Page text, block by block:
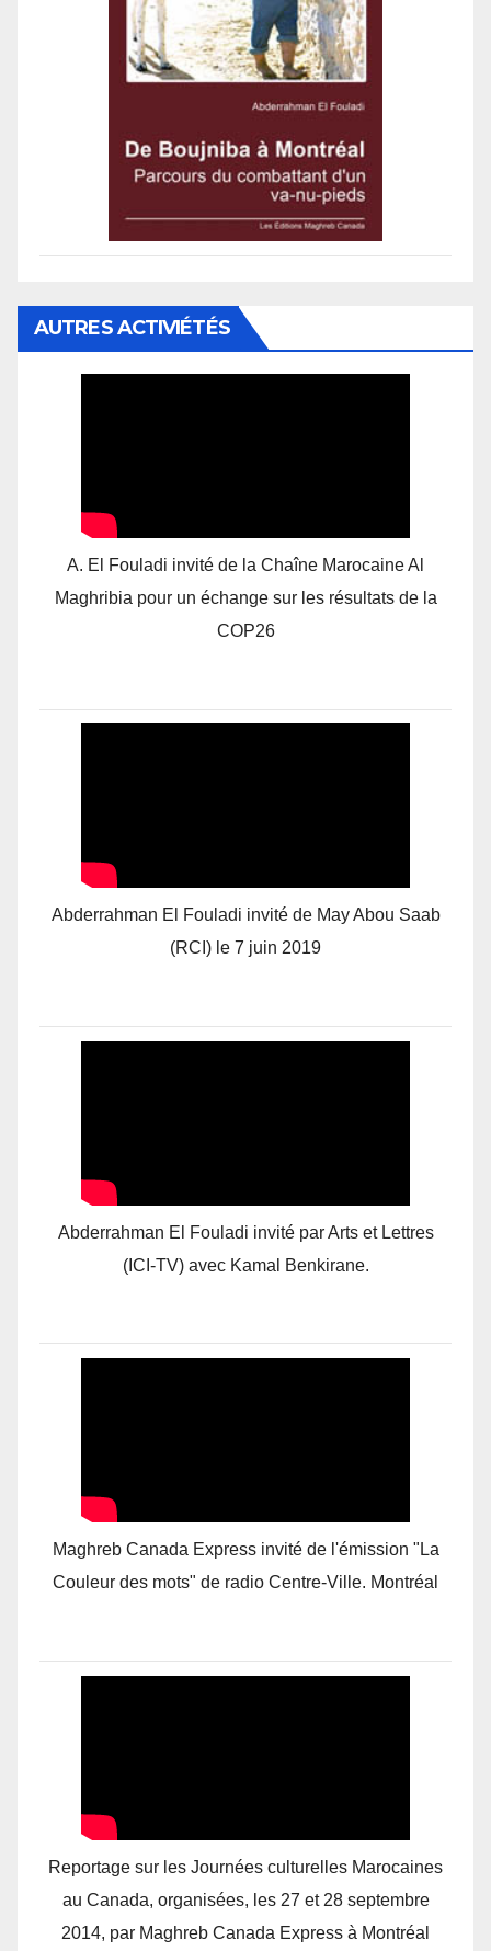
AUTRES ACTIVIÉTÉS
A. El Fouladi invité de la Chaîne Marocaine Al
Maghribia pour un échange sur les résultats de la
COP26
Abderrahman El Fouladi invité de May Abou Saab
(RCI) le 7 juin 2019
Abderrahman El Fouladi invité par Arts et Lettres
(ICI-TV) avec Kamal Benkirane.
Maghreb Canada Express invité de l'émission "La
Couleur des mots" de radio Centre-Ville. Montréal
Reportage sur les Journées culturelles Marocaines
au Canada, organisées, les 27 et 28 septembre
2014, par Maghreb Canada Express à Montréal